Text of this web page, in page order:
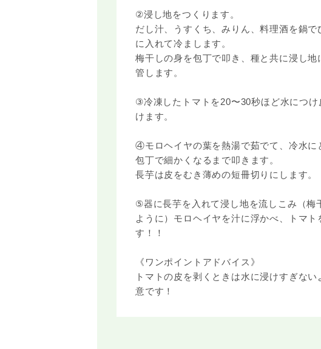
②浸し地をつくります。
だし汁、うすくち、みりん、料理酒を鍋で
に入れて冷まします。
梅干しの身を包丁で叩き、種と共に浸し地
管します。
③冷凍したトマトを20〜30秒ほど水につけ
けます。
④モロヘイヤの葉を熱湯で茹でて、冷水に
包丁で細かくなるまで叩きます。
長芋は皮をむき薄めの短冊切りにします。
⑤器に長芋を入れて浸し地を流しこみ（梅
ように）モロヘイヤを汁に浮かべ、トマ
す！！
《ワンポイントアドバイス》
トマトの皮を剥くときは水に浸けすぎな
意です！